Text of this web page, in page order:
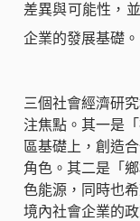
差異與可能性，
企業的發展基礎。
三個社會經濟研
注焦點。其一是
區基礎上，創造
角色。其二是「
色能源，同時也
境內社會企業的